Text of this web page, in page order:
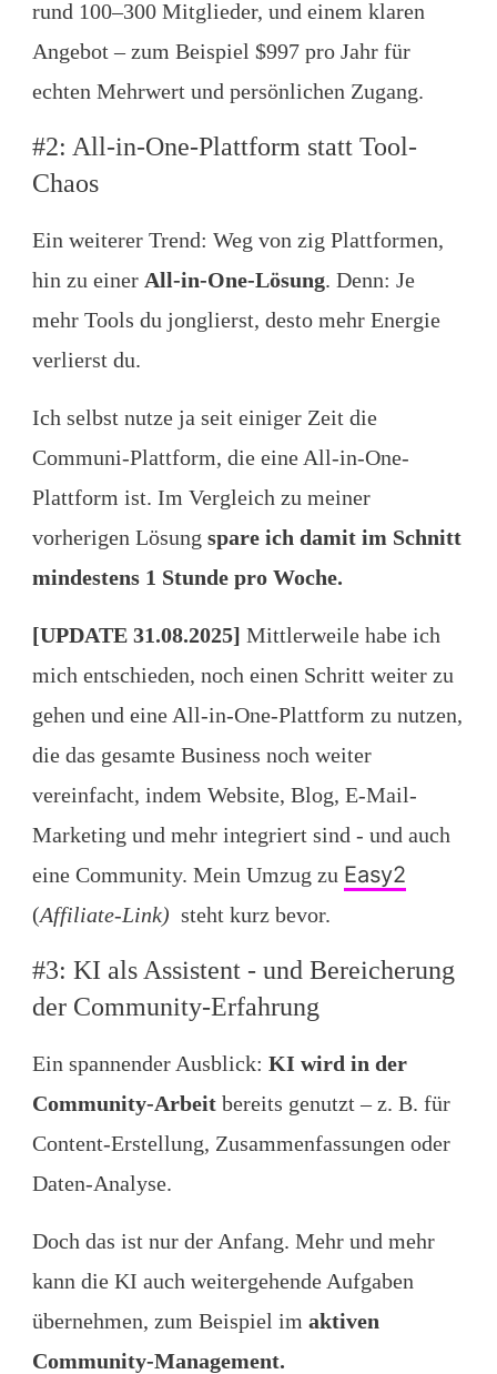
rund 100–300 Mitglieder, und einem klaren
Angebot – zum Beispiel $997 pro Jahr für
echten Mehrwert und persönlichen Zugang.
#2: All-in-One-Plattform statt Tool-
Chaos
Ein weiterer Trend: Weg von zig Plattformen,
hin zu einer All-in-One-Lösung. Denn: Je
mehr Tools du jonglierst, desto mehr Energie
verlierst du.
Ich selbst nutze ja seit einiger Zeit die
Communi-Plattform, die eine All-in-One-
Plattform ist. Im Vergleich zu meiner
vorherigen Lösung spare ich damit im Schnitt
mindestens 1 Stunde pro Woche.
[UPDATE 31.08.2025] Mittlerweile habe ich
mich entschieden, noch einen Schritt weiter zu
gehen und eine All-in-One-Plattform zu nutzen,
die das gesamte Business noch weiter
vereinfacht, indem Website, Blog, E-Mail-
Marketing und mehr integriert sind - und auch
eine Community. Mein Umzug zu Easy2
(Affiliate-Link) steht kurz bevor.
#3: KI als Assistent - und Bereicherung
der Community-Erfahrung
Ein spannender Ausblick: KI wird in der
Community-Arbeit bereits genutzt – z. B. für
Content-Erstellung, Zusammenfassungen oder
Daten-Analyse.
Doch das ist nur der Anfang. Mehr und mehr
kann die KI auch weitergehende Aufgaben
übernehmen, zum Beispiel im aktiven
Community-Management.